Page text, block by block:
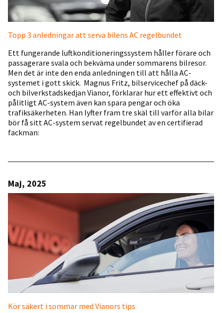
Topp 3 anledningar att serva bilens AC regelbundet
Ett fungerande luftkonditioneringssystem håller förare och
passagerare svala och bekväma under sommarens bilresor.
Men det är inte den enda anledningen till att hålla AC-
systemet i gott skick. Magnus Fritz, bilservicechef på däck-
och bilverkstadskedjan Vianor, förklarar hur ett effektivt och
pålitligt AC-system även kan spara pengar och öka
trafiksäkerheten. Han lyfter fram tre skäl till varför alla bilar
bör få sitt AC-system servat regelbundet av en certifierad
fackman:
Maj, 2025
Kör säkert i sommar med Vianors tips